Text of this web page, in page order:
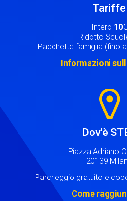
Tariffe
Intero 10€
Ridotto
Pacchetto famiglia (fino
Informazioni
Dov'è
Piazza Adriano
20139
Parcheggio gratuito e
Come